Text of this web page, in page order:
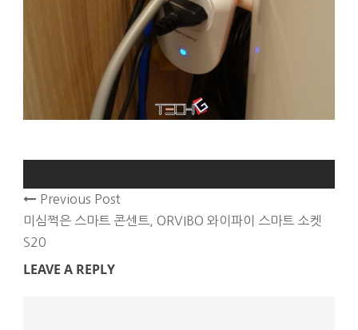
Previous Post
미심쩍은 스마트 콘센트, ORVIBO 와이파이 스마트 소켓
S20
LEAVE A REPLY